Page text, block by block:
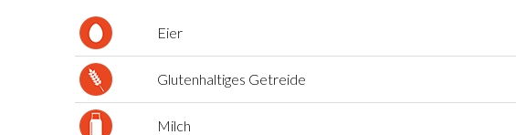
Eier
Glutenhaltiges Getreide
Milch